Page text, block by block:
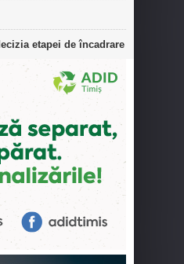
etapei de încadrare